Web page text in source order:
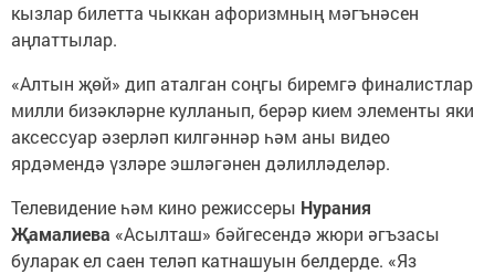
кызлар билетта чыккан афоризмның мәгънәсен
аңлаттылар.
«Алтын җөй» дип аталган соңгы биремгә финалистлар
милли бизәкләрне кулланып, берәр кием элементы яки
аксессуар әзерләп килгәннәр һәм аны видео
ярдәмендә үзләре эшләгәнен дәлилләделәр.
Телевидение һәм кино режиссеры Нурания
Җамалиева «Асылташ» бәйгесендә жюри әгъзасы
буларак ел саен теләп катнашуын белдерде. «Яз